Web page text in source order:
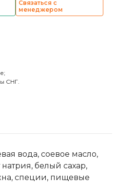
Связаться с
менеджером
СНГ.
вода, соевое масло,
белый сахар,
специи, пищевые